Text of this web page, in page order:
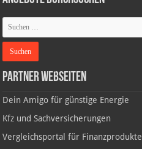
Partner Webseiten
Dein Amigo für günstige Energie
Kfz und Sachversicherungen
Vergleichsportal für Finanzprodukte